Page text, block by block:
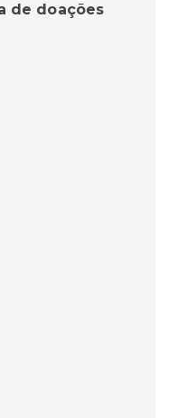
de doações